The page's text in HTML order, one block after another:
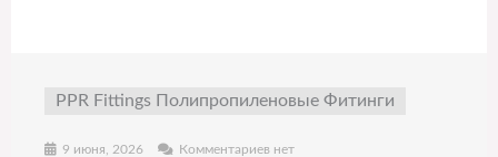
PPR Fittings Полипропиленовые Фитинги
9 июня, 2026 Комментариев нет